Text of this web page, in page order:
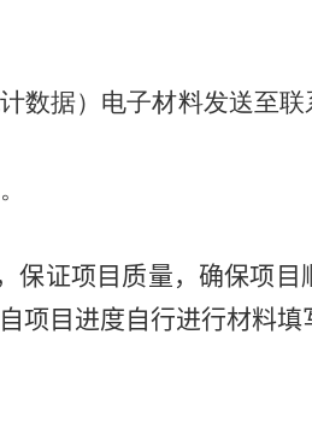
数据） 电子材料发送至联
。
证项目质量，确保项
项目进度自行进行材料填